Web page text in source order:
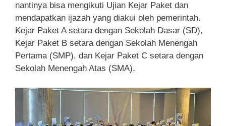
nantinya bisa mengikuti Ujian Kejar Paket dan
mendapatkan ijazah yang diakui oleh pemerintah.
Kejar Paket A setara dengan Sekolah Dasar (SD),
Kejar Paket B setara dengan Sekolah Menengah
Pertama (SMP), dan Kejar Paket C setara dengan
Sekolah Menengah Atas (SMA).